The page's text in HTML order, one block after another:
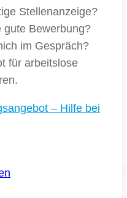
Stellenanzeige?
gute Bewerbung?
im Gespräch?
für arbeitslose
– Hilfe bei